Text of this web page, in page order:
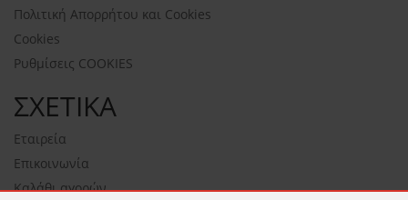
Πολιτική Απορρήτου και Cookies
Cookies
Ρυθμίσεις COOKIES
ΣΧΕΤΙΚΑ
Εταιρεία
Επικοινωνία
Καλάθι αγορών